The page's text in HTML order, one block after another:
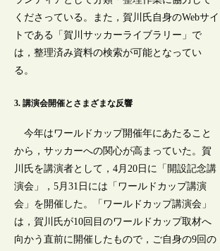
くださっている。また，賀川氏自身のWebサイ
トである「賀川サッカーライブラリー」で
は，整理済み資料の検索が可能となってい
る。
3. 講演会開催とさまざまな反響
今年はワールドカップ開催年にあたること
から，サッカーへの関心が高まっていた。賀
川氏を講演者として，4月20日に「開設記念講
演会」，5月31日には「ワールドカップ講演
会」を開催した。「ワールドカップ講演会」
は，賀川氏が10回目のワールドカップ取材へ
向かう直前に開催したもので，ご自身の9回の